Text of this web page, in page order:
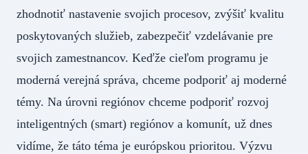
zhodnotiť nastavenie svojich procesov, zvýšiť kvalitu
poskytovaných služieb, zabezpečiť vzdelávanie pre
svojich zamestnancov. Keďže cieľom programu je
moderná verejná správa, chceme podporiť aj moderné
témy. Na úrovni regiónov chceme podporiť rozvoj
inteligentných (smart) regiónov a komunít, už dnes
vidíme, že táto téma je európskou prioritou. Výzvu